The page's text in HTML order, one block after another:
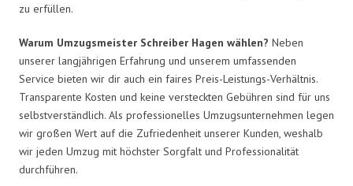
zu erfüllen.
Warum Umzugsmeister Schreiber Hagen wählen? Neben
unserer langjährigen Erfahrung und unserem umfassenden
Service bieten wir dir auch ein faires Preis-Leistungs-Verhältnis.
Transparente Kosten und keine versteckten Gebühren sind für uns
selbstverständlich. Als professionelles Umzugsunternehmen legen
wir großen Wert auf die Zufriedenheit unserer Kunden, weshalb
wir jeden Umzug mit höchster Sorgfalt und Professionalität
durchführen.